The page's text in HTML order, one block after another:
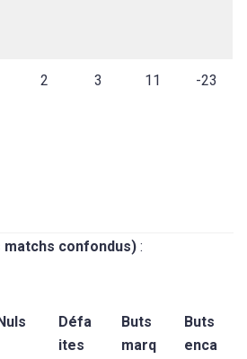
2 3 11 -23
confondus) :
Nuls
Défa
ites
Buts
marq
Buts
enca